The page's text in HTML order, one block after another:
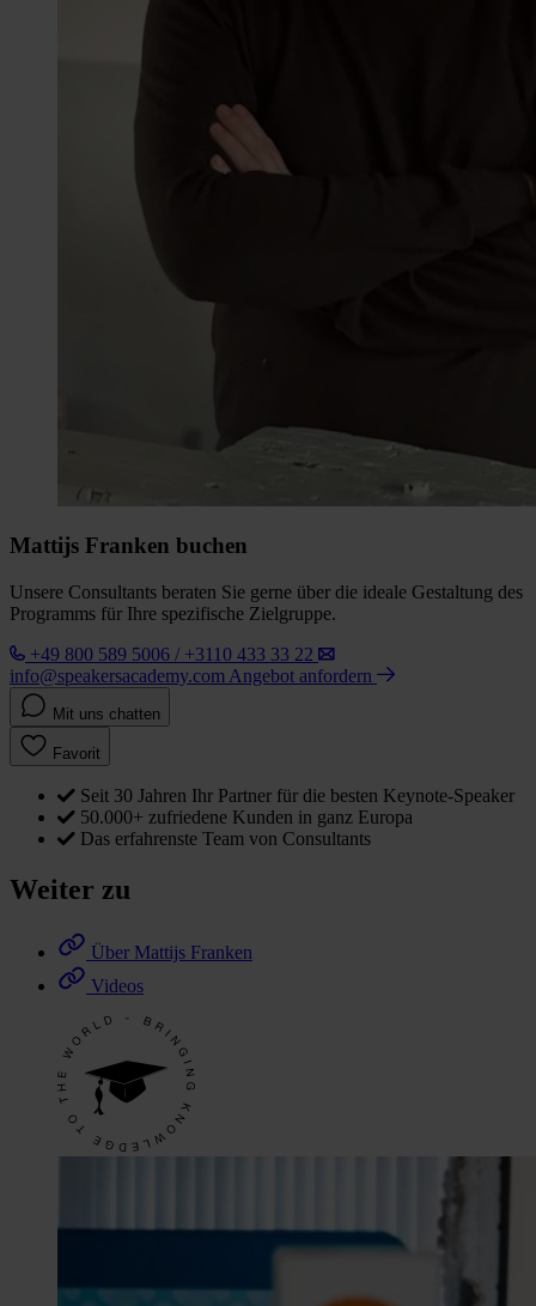
Mattijs Franken buchen
Unsere Consultants beraten Sie gerne über die ideale Gestaltung des
Programms für Ihre spezifische Zielgruppe.
+49 800 589 5006 / +3110 433 33 22
info@speakersacademy.com Angebot anfordern
Mit uns chatten
Favorit
Seit 30 Jahren Ihr Partner für die besten Keynote-Speaker
50.000+ zufriedene Kunden in ganz Europa
Das erfahrenste Team von Consultants
Weiter zu
Über Mattijs Franken
Videos